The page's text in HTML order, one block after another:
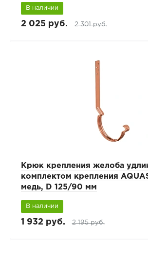
В наличии
2 025 руб. 2 301 руб.
Крюк крепления желоба
комплектом крепления
медь, D 125/90 мм
В наличии
1 932 руб. 2 195 руб.